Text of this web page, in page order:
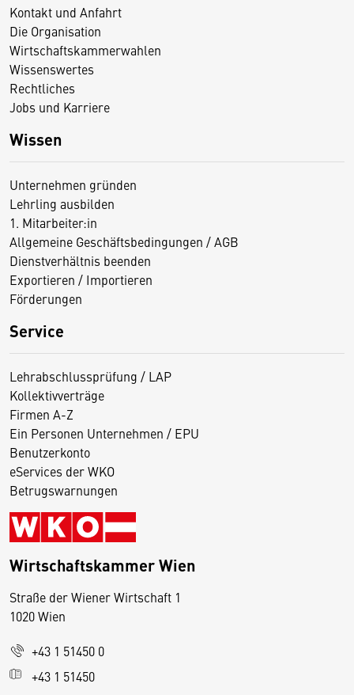
Kontakt und Anfahrt
Die Organisation
Wirtschaftskammerwahlen
Wissenswertes
Rechtliches
Jobs und Karriere
Wissen
Unternehmen gründen
Lehrling ausbilden
1. Mitarbeiter:in
Allgemeine Geschäftsbedingungen / AGB
Dienstverhältnis beenden
Exportieren / Importieren
Förderungen
Service
Lehrabschlussprüfung / LAP
Kollektivverträge
Firmen A-Z
Ein Personen Unternehmen / EPU
Benutzerkonto
eServices der WKO
Betrugswarnungen
Wirtschaftskammer Wien
Straße der Wiener Wirtschaft 1
1020 Wien
+43 1 51450 0
+43 1 51450
D